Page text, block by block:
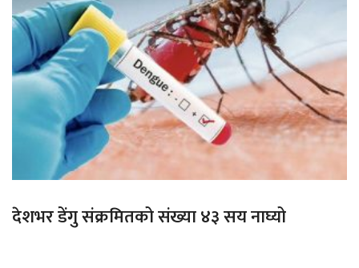
देशभर डेंगु संक्रमितको संख्या ४३ सय नाघ्यो